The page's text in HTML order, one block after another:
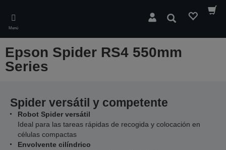
main
content
Menú
Buscar
Epson Spider RS4 550mm
Series
Spider versátil y competente
Robot Spider versátil
Ideal para las tareas rápidas de recogida y colocación en
células compactas
Envolvente cilíndrico